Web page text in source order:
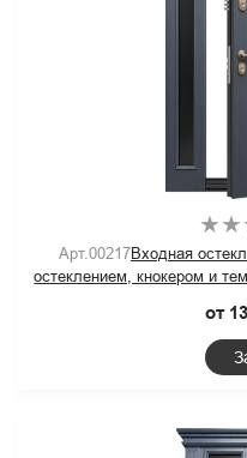
Арт.00217Входная
остеклением, кнокером и
от